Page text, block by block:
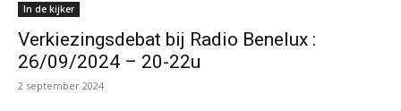
In de kijker
Verkiezingsdebat bij Radio Benelux :
26/09/2024 – 20-22u
2 september 2024